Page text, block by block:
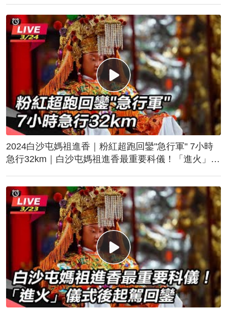
2024白沙屯媽祖進香｜粉紅超跑回鑾"急行軍" 7小時
急行32km｜白沙屯媽祖進香最重要科儀！「進火」儀